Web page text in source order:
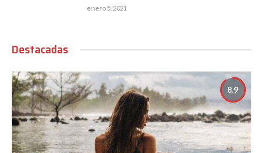
enero 5, 2021
Destacadas
8.9